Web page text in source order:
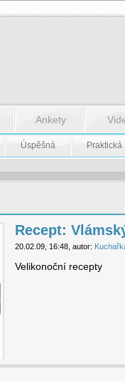
Ankety
Úspěšná Praktická
Recept:
20.02.09, 16:48, autor:
Velikonoční recepty